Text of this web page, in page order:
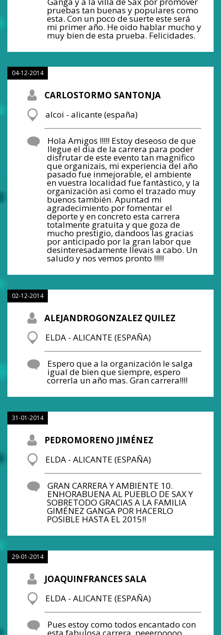
pruebas tan buenas y populares como
esta. Con un poco de suerte este será
mi primer año. He oido hablar mucho y
muy bien de esta prueba. Felicidades.
04-12-2014
CARLOSTORMO SANTONJA
alcoi - alicante (españa)
Hola Amigos !!!!! Estoy deseoso de que
llegue el dia de la carrera para poder
disfrutar de este evento tan magnifico
que organizais, mi experiencia del año
pasado fue inmejorable, el ambiente
en vuestra localidad fue fantàstico, y la
organizaciòn asì como el trazado muy
buenos también. Apuntad mi
agradecimiento por fomentar el
deporte y en concreto esta carrera
totalmente gratuita y que goza de
mucho prestigio, dandoos las gracias
por anticipado por la gran labor que
desinteresadamente llevais a cabo. Un
saludo y nos vemos pronto !!!!!
02-12-2014
ALEJANDROGONZALEZ QUILEZ
ELDA - ALICANTE (ESPAÑA)
Espero que a la organización le salga
igual de bien que siempre, espero
correrla un año mas. Gran carrera!!!!
31-01-2014
PEDROMORENO JIMÉNEZ
ELDA - ALICANTE (ESPAÑA)
GRAN CARRERA Y AMBIENTE 10.
ENHORABUENA AL PUEBLO DE SAX Y
SOBRETODO GRACIAS A LA FAMILIA
GIMÉNEZ GANGA POR HACERLO
POSIBLE HASTA EL 2015!!
29-01-2014
JOAQUINFRANCES SALA
ELDA - ALICANTE (ESPAÑA)
Pues estoy como todos encantado con